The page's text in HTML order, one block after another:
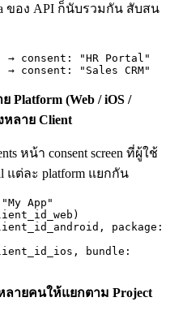
ของ API ก็นับรวมกัน สับสน
→ consent: "HR Portal"
→ consent: "Sales CRM"
Platform (Web / iOS /
หลาย Client
หน้า consent screen ที่ผู้ใช้
แต่ละ platform แยกกัน
App"
ลายคนให้แยกตาม Project